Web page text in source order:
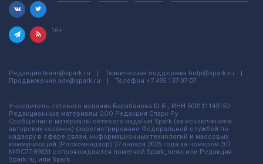
16+
Редакция team@spark.ru Техническая поддержка help@spark.ru
Продвижение adv@spark.ru Телефон +7 495 137-07-07
Учредитель сетевого издания Барабанова.Ю.Б., ИНН 500111143150
Редакционные материалы ООО Редакция Спарк Ру
Сообщения и материалы сетевого издания Spark (за исключением
авторских колонок) (зарегистрировано Федеральной службой по
надзору в сфере связи, информационных технологий и массовых
коммуникаций (Роскомнадзор) 27 января 2025 года за номером ЭЛ
№ФС77-89031 сопровождаются пометкой Spark_news или Редакция
Spark.ru, или Spark.